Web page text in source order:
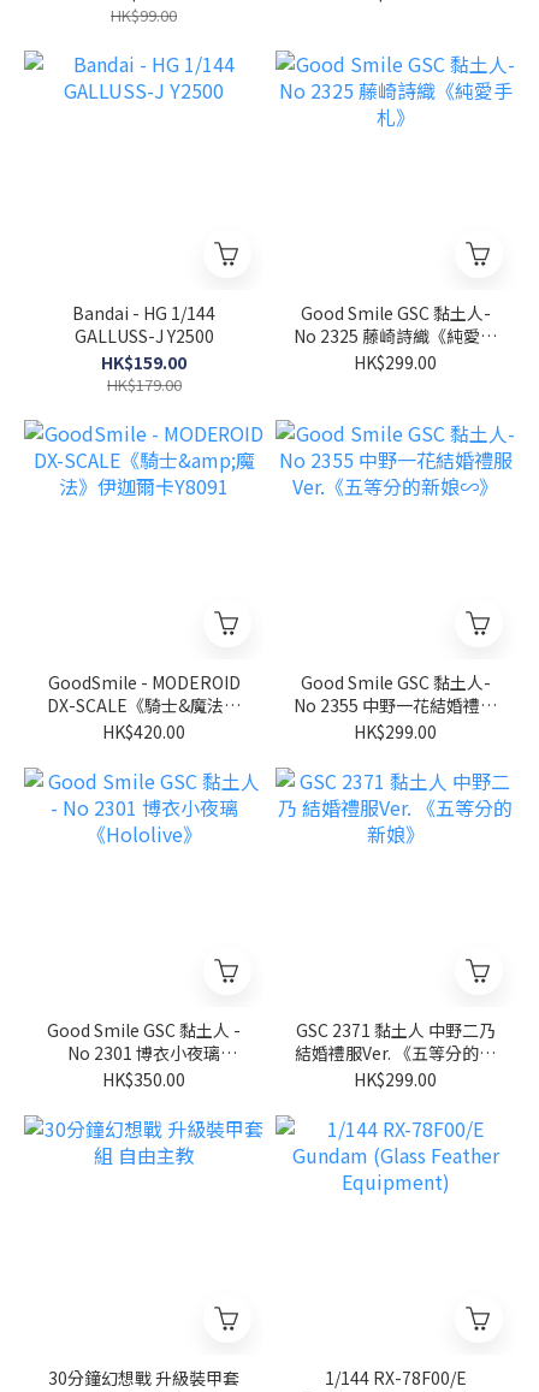
HK$99.00
Bandai - HG 1/144
GALLUSS-J Y2500
HK$159.00
HK$179.00
Good Smile GSC 黏土人-
No 2325 藤崎詩織《純愛手
札》
HK$299.00
GoodSmile - MODEROID
DX-SCALE《騎士&魔法》
伊迦爾卡Y8091
HK$420.00
Good Smile GSC 黏土人-
No 2355 中野一花結婚禮服
Ver.《五等分的新娘∽》
HK$299.00
Good Smile GSC 黏土人 -
No 2301 博衣小夜璃
《Hololive》
HK$350.00
GSC 2371 黏土人 中野二乃
結婚禮服Ver. 《五等分的新
娘》
HK$299.00
30分鐘幻想戰 升級裝甲套
1/144 RX-78F00/E